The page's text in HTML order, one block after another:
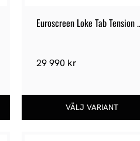
Euroscreen Loke Tab Tension
29 990kr